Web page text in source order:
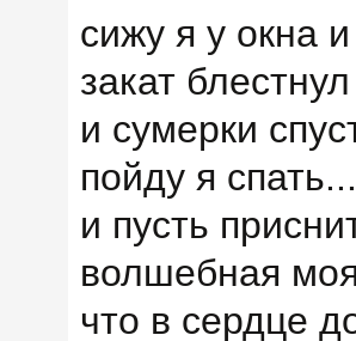
сижу я у окна
закат
и сумерки
пойду я спать...
и пусть
волшебная
что в сердце